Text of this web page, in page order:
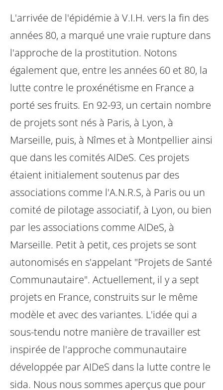
L'arrivée de l'épidémie à V.I.H. vers la fin des
années 80, a marqué une vraie rupture dans
l'approche de la prostitution. Notons
également que, entre les années 60 et 80, la
lutte contre le proxénétisme en France a
porté ses fruits. En 92-93, un certain nombre
de projets sont nés à Paris, à Lyon, à
Marseille, puis, à Nîmes et à Montpellier ainsi
que dans les comités AIDeS. Ces projets
étaient initialement soutenus par des
associations comme l'A.N.R.S, à Paris ou un
comité de pilotage associatif, à Lyon, ou bien
par les associations comme AIDeS, à
Marseille. Petit à petit, ces projets se sont
autonomisés en s'appelant "Projets de Santé
Communautaire". Actuellement, il y a sept
projets en France, construits sur le même
modèle et avec des variantes. L'idée qui a
sous-tendu notre manière de travailler est
inspirée de l'approche communautaire
développée par AIDeS dans la lutte contre le
sida. Nous nous sommes aperçus que pour